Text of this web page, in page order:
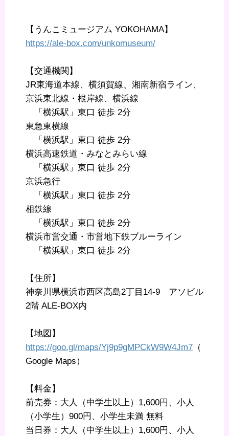
【うんこミュージアム YOKOHAMA】
https://ale-box.com/unkomuseum/
【交通機関】
JR東海道本線、横須賀線、湘南新宿ライン、
京浜東北線・根岸線、横浜線
「横浜駅」東口 徒歩 2分
東急東横線
「横浜駅」東口 徒歩 2分
横浜高速鉄道・みなとみらい線
「横浜駅」東口 徒歩 2分
京浜急行
「横浜駅」東口 徒歩 2分
相鉄線
「横浜駅」東口 徒歩 2分
横浜市営交通・市営地下鉄ブルーライン
「横浜駅」東口 徒歩 2分
【住所】
神奈川県横浜市西区高島2丁目14-9 アソビル
2階 ALE-BOX内
【地図】
https://goo.gl/maps/Yj9p9gMPCkW9W4Jm7 （
Google Maps）
【料金】
前売券：大人（中学生以上）1,600円、小人
（小学生）900円、小学生未満 無料
当日券：大人（中学生以上）1,600円、小人